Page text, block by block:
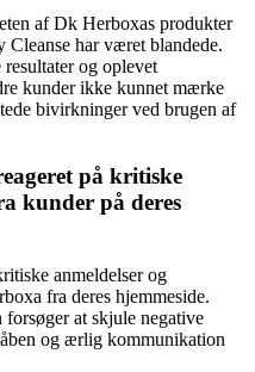
af Dk Herboxas produkter
Cleanse har været blandede.
og oplevet
kunder ikke kunnet mærke
bivirkninger ved brugen af
på kritiske
kunder på deres
anmeldelser og
fra deres hjemmeside.
at skjule negative
og ærlig kommunikation